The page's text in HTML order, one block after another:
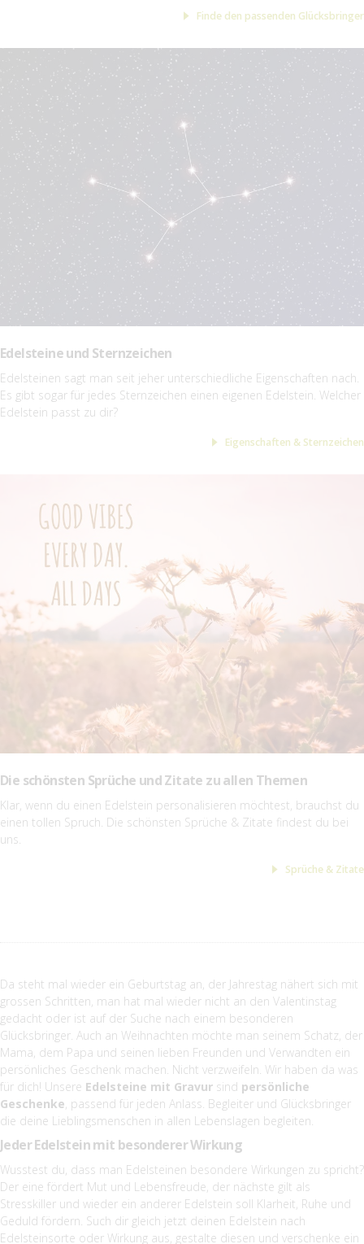
Finde den passenden Glücksbringer
Edelsteine und Sternzeichen
Edelsteinen sagt man seit jeher unterschiedliche Eigenschaften nach.
Es gibt sogar für jedes Sternzeichen einen eigenen Edelstein. Welcher
Edelstein passt zu dir?
Eigenschaften & Sternzeichen
Die schönsten Sprüche und Zitate zu allen Themen
Klar, wenn du einen Edelstein personalisieren möchtest, brauchst du
einen tollen Spruch. Die schönsten Sprüche & Zitate findest du bei
uns.
Sprüche & Zitate
Da steht mal wieder ein Geburtstag an, der Jahrestag nähert sich mit
grossen Schritten, man hat mal wieder nicht an den Valentinstag
gedacht oder ist auf der Suche nach einem besonderen
Glücksbringer. Auch an Weihnachten möchte man seinem Schatz, der
Mama, dem Papa und seinen lieben Freunden und Verwandten ein
persönliches Geschenk machen. Nicht verzweifeln. Wir haben da was
für dich! Unsere Edelsteine mit Gravur sind persönliche
Geschenke, passend für jeden Anlass. Begleiter und Glücksbringer
die deine Lieblingsmenschen in allen Lebenslagen begleiten.
Jeder Edelstein mit besonderer Wirkung
Wusstest du, dass man Edelsteinen besondere Wirkungen zu spricht?
Der eine fördert Mut und Lebensfreude, der nächste gilt als
Stresskiller und wieder ein anderer Edelstein soll Klarheit, Ruhe und
Geduld fördern. Such dir gleich jetzt deinen Edelstein nach
Edelsteinsorte oder Wirkung aus, gestalte diesen und verschenke ein